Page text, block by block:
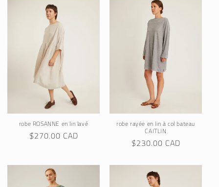
robe ROSANNE en lin lavé
Regular
$270.00 CAD
robe rayée en lin à col bateau
CAITLIN
Regular
$230.00 CAD